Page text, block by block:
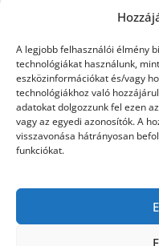
A legjobb felhasználói élmény
technológiákat használunk,
eszközinformációkat és/vagy
technológiákhoz való
adatokat dolgozzunk fel ezen
vagy az egyedi azonosítók. A
visszavonása hátrányosan
funkciókat.
Ingatlan
Művészetek és
Múzeumok
Szolgáltatás
Szórakozás
Webáruház